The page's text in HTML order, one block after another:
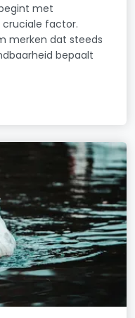
met
cruciale factor.
merken dat steeds
bepaalt